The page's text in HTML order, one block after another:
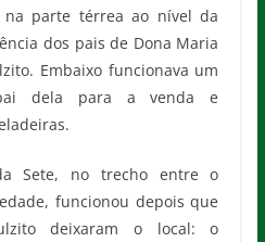
na parte térrea ao nível da
dos pais de Dona Maria
Embaixo funcionava um
dela para a venda e
Sete, no trecho entre o
funcionou depois que
deixaram o local: o